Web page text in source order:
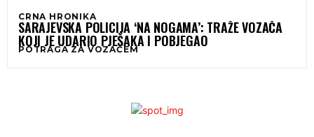
CRNA HRONIKA
SARAJEVSKA POLICIJA ‘NA NOGAMA’: TRAŽE VOZAČA
KOJI JE UDARIO PJEŠAKA I POBJEGAO
POTRAGA ZA VOZAČEM